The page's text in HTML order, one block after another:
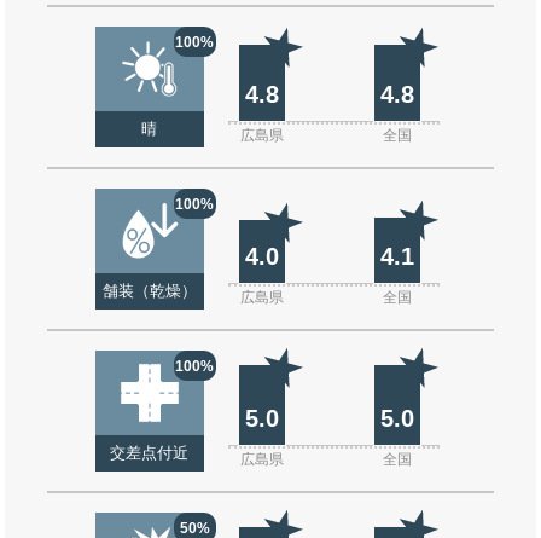
100%
晴
4.8 4.8
広島県 全国
100%
舗装（乾燥）
4.0 4.1
広島県 全国
100%
交差点付近
5.0 5.0
広島県 全国
50%